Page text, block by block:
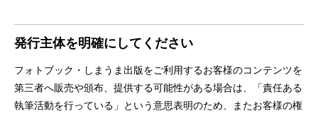
発行主体を明確にしてください
フォトブック・しまうま出版をご利用するお客様のコンテンツを
第三者へ販売や頒布、提供する可能性がある場合は、「責任ある
執筆活動を行っている」という意思表明のため、またお客様の権